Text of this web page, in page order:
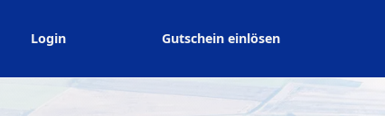
Login Gutschein einlösen